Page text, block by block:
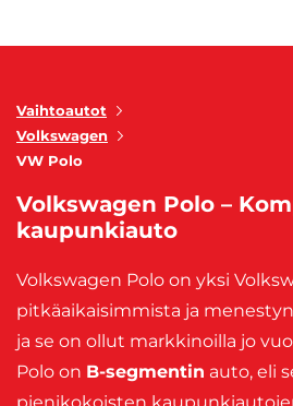
Vaihtoautot
Volkswagen
VW Polo
Volkswagen Polo –
kaupunkiauto
Volkswagen Polo on yksi
pitkäaikaisimmista ja
ja se on ollut markkinoilla jo
Polo on B-segmentin auto, eli